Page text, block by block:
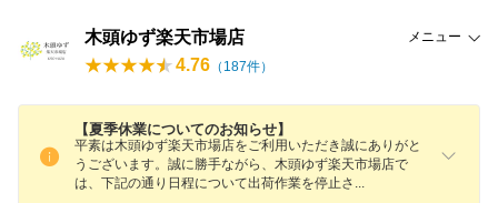
木頭ゆず楽天市場店 メニュー
4.76 （ 187件）
【夏季休業についてのお知らせ】
平素は木頭ゆず楽天市場店をご利用いただき誠にありがと
うございます。誠に勝手ながら、木頭ゆず楽天市場店で
は、下記の通り日程について出荷作業を停止さ